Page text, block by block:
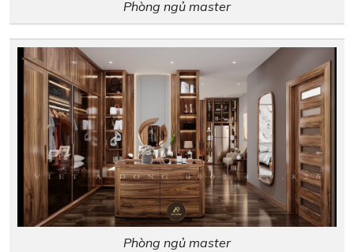
Phòng ngủ master
Phòng ngủ master